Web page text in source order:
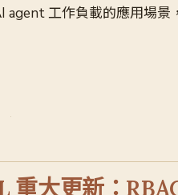
agent 工作負載的應用場景
重大更新：